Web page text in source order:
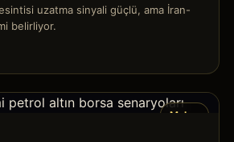
uzatma sinyali güçlü, ama İran-
belirliyor.
Makro